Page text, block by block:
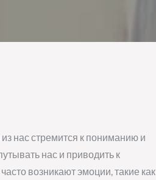
нас стремится к пониманию и
нас и приводить к
возникают эмоции, такие как